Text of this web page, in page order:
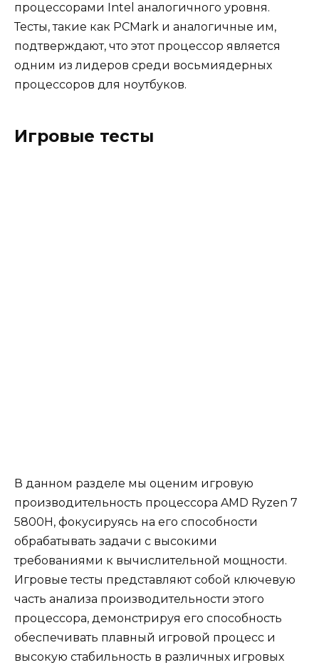
процессорами Intel аналогичного уровня.
Тесты, такие как PCMark и аналогичные им,
подтверждают, что этот процессор является
одним из лидеров среди восьмиядерных
процессоров для ноутбуков.
Игровые тесты
В данном разделе мы оценим игровую
производительность процессора AMD Ryzen 7
5800H, фокусируясь на его способности
обрабатывать задачи с высокими
требованиями к вычислительной мощности.
Игровые тесты представляют собой ключевую
часть анализа производительности этого
процессора, демонстрируя его способность
обеспечивать плавный игровой процесс и
высокую стабильность в различных игровых